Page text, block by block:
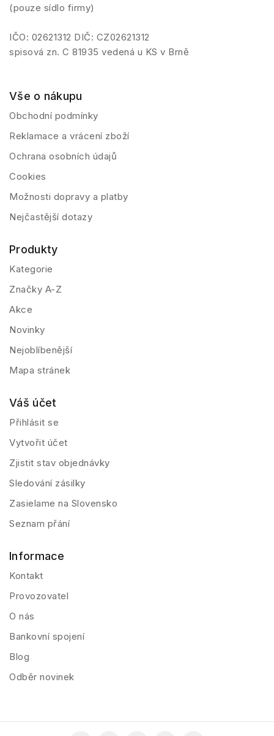
(pouze sídlo firmy)
IČO: 02621312 DIČ: CZ02621312
spisová zn. C 81935 vedená u KS v Brně
Vše o nákupu
Obchodní podmínky
Reklamace a vrácení zboží
Ochrana osobních údajů
Cookies
Možnosti dopravy a platby
Nejčastější dotazy
Produkty
Kategorie
Značky A-Z
Akce
Novinky
Nejoblíbenější
Mapa stránek
Váš účet
Přihlásit se
Vytvořit účet
Zjistit stav objednávky
Sledování zásilky
Zasielame na Slovensko
Seznam přání
Informace
Kontakt
Provozovatel
O nás
Bankovní spojení
Blog
Odběr novinek